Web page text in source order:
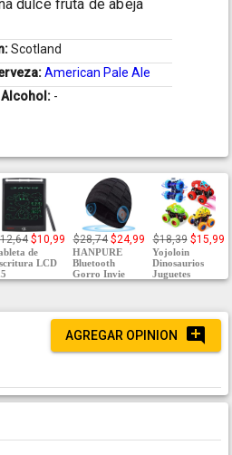
dulce fruta de abeja
Scotland
American Pale Ale
-
$10,99
de
LCD
$28,74 $24,99
HANPURE
Bluetooth
Gorro Invie
$18,39 $15,99
Yojoloin
Dinosaurios
Juguetes
AGREGAR OPINION